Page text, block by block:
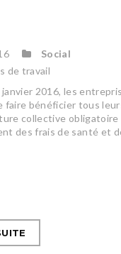
Social
de travail
2016, les
faire bénéficier tous
collective obligatoire
des frais de santé et